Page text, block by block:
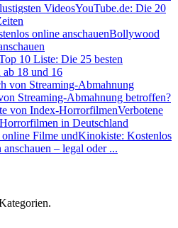
YouTube.de: Die 20
Bollywood
10 Liste: Die 25 besten
18 und 16
Streaming-Abmahnung betroffen?
Verbotene
in Deutschland
Kinokiste: Kostenlos
– legal oder ...